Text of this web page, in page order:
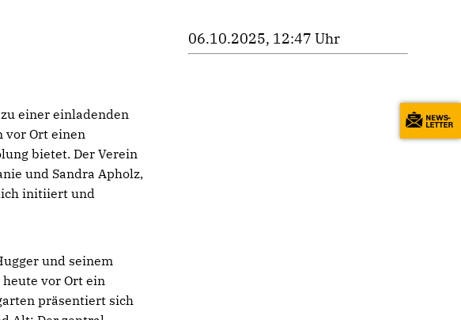
einer einladenden
vor Ort einen
bietet. Der Verein
und Sandra Apholz,
initiiert und
und seinem
vor Ort ein
präsentiert sich
06.10.2025, 12:47 Uhr